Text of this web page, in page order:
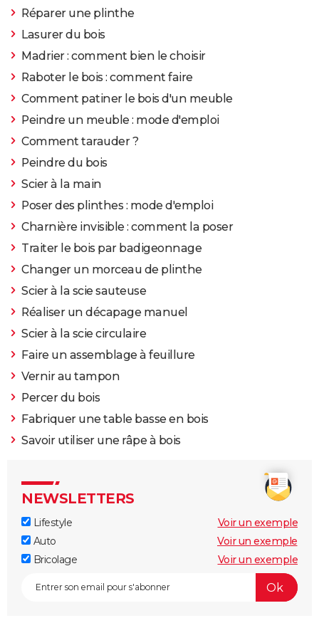
Réparer une plinthe
Lasurer du bois
Madrier : comment bien le choisir
Raboter le bois : comment faire
Comment patiner le bois d'un meuble
Peindre un meuble : mode d'emploi
Comment tarauder ?
Peindre du bois
Scier à la main
Poser des plinthes : mode d'emploi
Charnière invisible : comment la poser
Traiter le bois par badigeonnage
Changer un morceau de plinthe
Scier à la scie sauteuse
Réaliser un décapage manuel
Scier à la scie circulaire
Faire un assemblage à feuillure
Vernir au tampon
Percer du bois
Fabriquer une table basse en bois
Savoir utiliser une râpe à bois
NEWSLETTERS
Lifestyle
Voir un exemple
Auto
Voir un exemple
Bricolage
Voir un exemple